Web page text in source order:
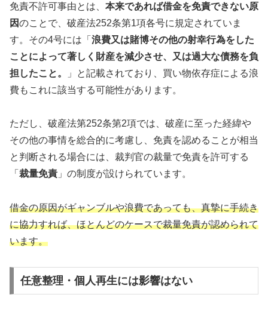
免責不許可事由とは、 本来であれば借金を免責できない原
因のことで、破産法252条第1項各号に規定されていま
す。その4号には「 浪費又は賭博その他の射幸行為をした
ことによって著しく財産を減少させ、又は過大な債務を負
担したこと。
」と記載されており、買い物依存症による浪
費もこれに該当する可能性があります。
ただし、破産法第252条第2項では、破産に至った経緯や
その他の事情を総合的に考慮し、免責を認めることが相当
と判断される場合には、裁判官の裁量で免責を許可する
「 裁量免責 」の制度が設けられています。
借金の原因がギャンブルや浪費であっても、真摯に手続き
に協力すれば、ほとんどのケースで裁量免責が認められて
います。
任意整理・個人再生には影響はない